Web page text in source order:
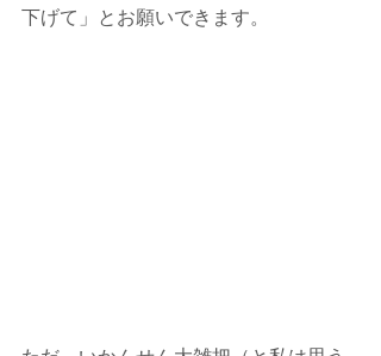
下げて」とお願いできます。